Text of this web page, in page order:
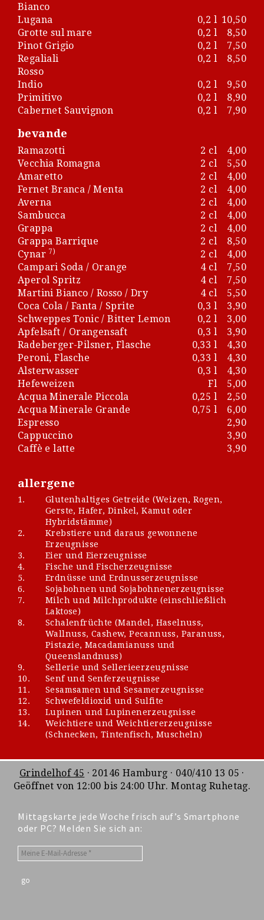
Bianco
Lugana
0,2 l 10,50
Grotte sul mare
0,2 l
8,50
Pinot Grigio
0,2 l
7,50
Regaliali
0,2 l
8,50
Rosso
Indio
0,2 l
9,50
Primitivo
0,2 l
8,90
Cabernet Sauvignon
0,2 l 7,90
bevande
Ramazotti 2 cl
4,00
Vecchia Romagna
2 cl
5,50
Amaretto
2 cl
4,00
Fernet Branca / Menta
2 cl
4,00
Averna
2 cl
4,00
Sambucca
2 cl
4,00
Grappa
2 cl
4,00
Grappa Barrique
2 cl
8,50
Cynar 7) 2 cl
4,00
Campari Soda / Orange
4 cl
7,50
Aperol Spritz
4 cl
7,50
Martini Bianco / Rosso / Dry
4 cl
5,50
Coca Cola / Fanta / Sprite
0,3 l
3,90
Schweppes Tonic / Bitter Lemon
0,2 l
3,00
Apfelsaft / Orangensaft
0,3 l
3,90
Radeberger-Pilsner, Flasche
0,33 l
4,30
Peroni, Flasche
0,33 l
4,30
Alsterwasser
0,3 l
4,30
Hefeweizen
Fl
5,00
Acqua Minerale Piccola
0,25 l
2,50
Acqua Minerale Grande
0,75 l
6,00
Espresso
2,90
Cappuccino
3,90
Caffè e latte
3,90
allergene
1.
Glutenhaltiges Getreide (Weizen, Rogen,
Gerste, Hafer, Dinkel, Kamut oder
Hybridstämme)
2.
Krebstiere und daraus gewonnene
Erzeugnisse
3.
Eier und Eierzeugnisse
4.
Fische und Fischerzeugnisse
5.
Erdnüsse und Erdnusserzeugnisse
6.
Sojabohnen und Sojabohnenerzeugnisse
7.
Milch und Milchprodukte (einschließlich
Laktose)
8.
Schalenfrüchte (Mandel, Haselnuss,
Wallnuss, Cashew, Pecannuss, Paranuss,
Pistazie, Macadamianuss und
Queenslandnuss)
9.
Sellerie und Sellerieerzeugnisse
10.
Senf und Senferzeugnisse
11.
Sesamsamen und Sesamerzeugnisse
12.
Schwefeldioxid und Sulfite
13.
Lupinen und Lupinenerzeugnisse
14.
Weichtiere und Weichtiererzeugnisse
(Schnecken, Tintenfisch, Muscheln)
Grindelhof 45 · 20146 Hamburg · 040/410 13 05 ·
Geöffnet von 12:00 bis 24:00 Uhr. Montag Ruhetag.
Mittagskarte jede Woche frisch auf’s Smartphone
oder PC? Melden Sie sich an: